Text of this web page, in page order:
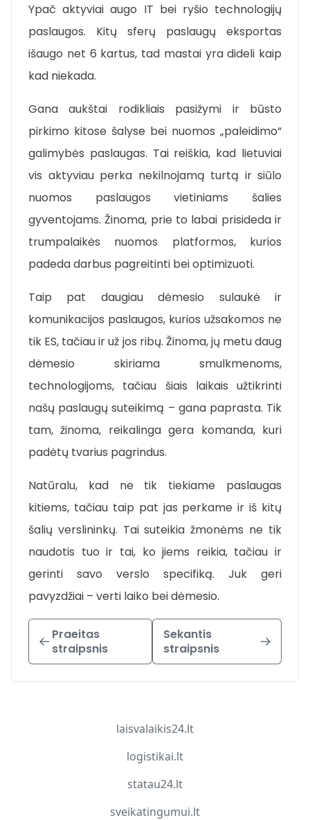
Ypač aktyviai augo IT bei ryšio technologijų
paslaugos. Kitų sferų paslaugų eksportas
išaugo net 6 kartus, tad mastai yra dideli kaip
kad niekada.
Gana aukštai rodikliais pasižymi ir būsto
pirkimo kitose šalyse bei nuomos „paleidimo“
galimybės paslaugas. Tai reiškia, kad lietuviai
vis aktyviau perka nekilnojamą turtą ir siūlo
nuomos paslaugos vietiniams šalies
gyventojams. Žinoma, prie to labai prisideda ir
trumpalaikės nuomos platformos, kurios
padeda darbus pagreitinti bei optimizuoti.
Taip pat daugiau dėmesio sulaukė ir
komunikacijos paslaugos, kurios užsakomos ne
tik ES, tačiau ir už jos ribų. Žinoma, jų metu daug
dėmesio skiriama smulkmenoms,
technologijoms, tačiau šiais laikais užtikrinti
našų paslaugų suteikimą – gana paprasta. Tik
tam, žinoma, reikalinga gera komanda, kuri
padėtų tvarius pagrindus.
Natūralu, kad ne tik tiekiame paslaugas
kitiems, tačiau taip pat jas perkame ir iš kitų
šalių verslininkų. Tai suteikia žmonėms ne tik
naudotis tuo ir tai, ko jiems reikia, tačiau ir
gerinti savo verslo specifiką. Juk geri
pavyzdžiai – verti laiko bei dėmesio.
Praeitas
straipsnis
Sekantis
straipsnis
laisvalaikis24.lt
logistikai.lt
statau24.lt
sveikatingumui.lt